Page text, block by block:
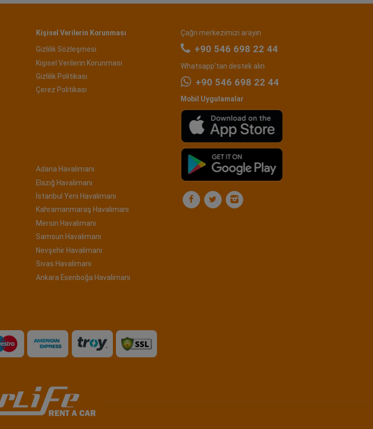
Kişisel Verilerin Korunması
Gizlilik Sözleşmesi
Kişisel Verilerin Korunması
Gizlilik Politikası
Çerez Politikası
Adana Havalimanı
Elazığ Havalimanı
İstanbul Yeni Havalimanı
Kahramanmaraş Havalimanı
Mersin Havalimanı
Samsun Havalimanı
Nevşehir Havalimanı
Sivas Havalimanı
Ankara Esenboğa Havalimanı
Çağrı merkezimizi arayın
+90 546 698 22 44
Whatsapp'tan destek alın
+90 546 698 22 44
Mobil Uygulamalar